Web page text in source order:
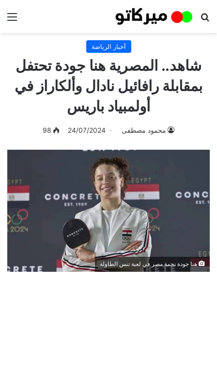
بحث عن
أخبار الرياضة
شاهد.. المصرية هنا جودة تحتفل
بمقابلة رافائيل نادال وألكاراز في
أولمبياد باريس
محمود مصطفى 24/07/2024
98
هنا جودة نجمة مصر في لعبة تنس الطاولة